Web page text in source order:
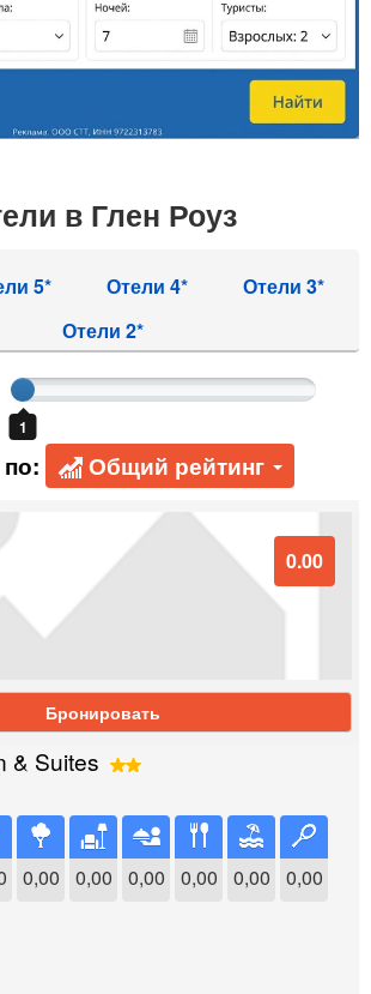
в Глен Роуз
5* Отели 4*
Отели 3*
Отели 2*
1
Общий рейтинг
0.00
Бронировать
& Suites
0,00 0,00 0,00 0,00 0,00 0,00